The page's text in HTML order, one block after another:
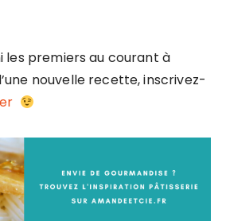
les premiers au courant à
nouvelle recette, inscrivez-